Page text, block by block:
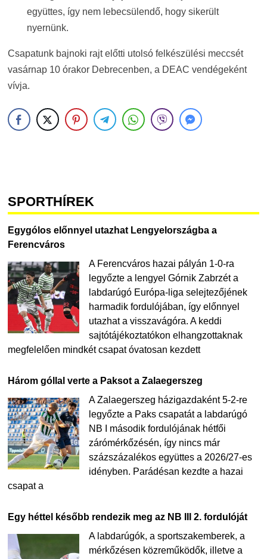
együttes, így nem lebecsülendő, hogy sikerült
nyernünk.
Csapatunk bajnoki rajt előtti utolsó felkészülési meccsét
vasárnap 10 órakor Debrecenben, a DEAC vendégeként
vívja.
SPORTHÍREK
Egygólos előnnyel utazhat Lengyelországba a
Ferencváros
A Ferencváros hazai pályán 1-0-ra
legyőzte a lengyel Górnik Zabrzét a
labdarúgó Európa-liga selejtezőjének
harmadik fordulójában, így előnnyel
utazhat a visszavágóra. A keddi
sajtótájékoztatókon elhangzottaknak
megfelelően mindkét csapat óvatosan kezdett
Három góllal verte a Paksot a Zalaegerszeg
A Zalaegerszeg házigazdaként 5-2-re
legyőzte a Paks csapatát a labdarúgó
NB I második fordulójának hétfői
zárómérkőzésén, így nincs már
százszázalékos együttes a 2026/27-es
idényben. Parádésan kezdte a hazai
csapat a
Egy héttel később rendezik meg az NB III 2. fordulóját
A labdarúgók, a sportszakemberek, a
mérkőzésen közreműködők, illetve a